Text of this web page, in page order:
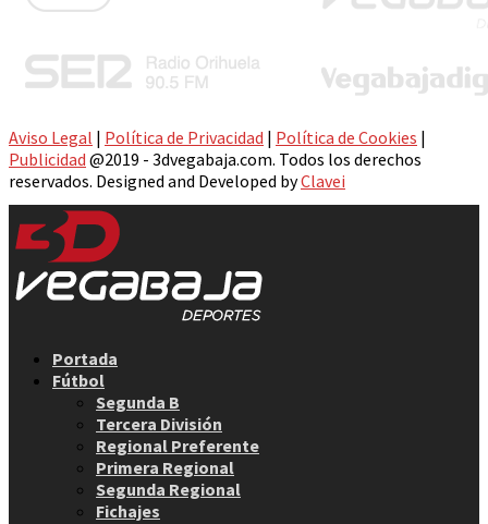
Aviso Legal | Política de Privacidad | Política de Cookies |
Publicidad @2019 - 3dvegabaja.com. Todos los derechos
reservados. Designed and Developed byClavei
Portada
Fútbol
Segunda B
Tercera División
Regional Preferente
Primera Regional
Segunda Regional
Fichajes